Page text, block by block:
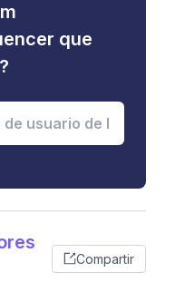
que
Compartir